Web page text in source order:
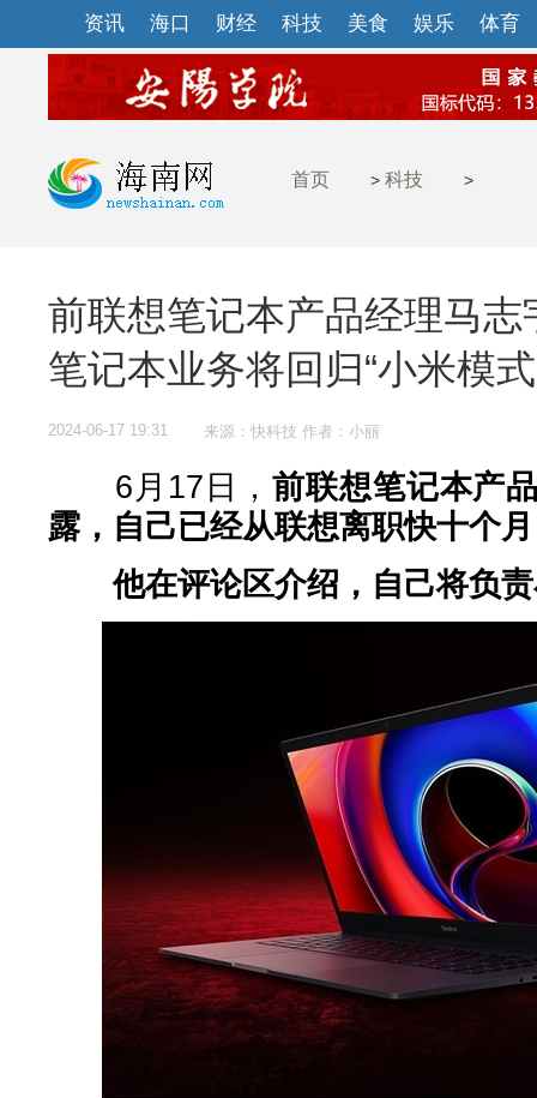
资讯 海口 财经 科技 美食 娱乐 体育
首页 > 科技 >
前联想笔记本产品经理马
笔记本业务将回归“小米模
2024-06-17 19:31 来源：快科技 作者：小丽
6月17日， 前联想笔记本产
露，自己已经从联想离职快十个
他在评论区介绍，自己将负